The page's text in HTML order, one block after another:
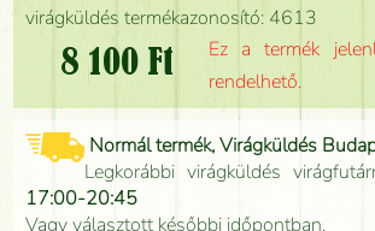
virágküldés termékazonosító: 4613
8 100 Ft
Ez a termék
rendelhető.
Normál termék, Virágküldés
Legkorábbi virágküldés
17:00-20:45
Vagy választott későbbi időpontban.